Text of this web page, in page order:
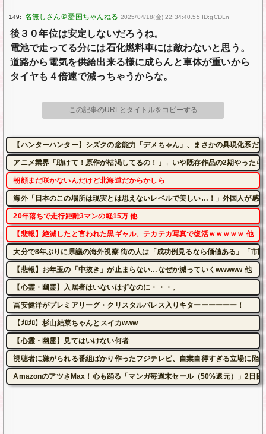
149: 2025/04/18(金) 22:34:40.55 ID:gCDLn
後３０年位は安定しないだろうね。
電池で走ってる分には石化燃料車には敵わないと思う。
道路から電気を供給出来る様に成らんと車体が重いから
タイヤも４倍速で減っちゃうからな。
この記事のURLとタイトルをコピーする
【ハンターハンター】シズクの念能力「デメちゃん」、まさかの具現化系だ
アニメ業界「助けて！原作が枯渇してるの！」←いや既存作品の2期やったら
朝顔まだ咲かないんだけど北海道だからかしら
海外「日本のこの場所は現実とは思えないレベルで美しい…！」外国人が感
20年落ちで走行距離3マンの軽15万 他
【悲報】絶滅したと言われた黒ギャル、テカテカ写真で復活ｗｗｗｗｗ 他
大分で8年ぶりに県議の海外視察 街の人は「成功例見るなら価値ある」「市
【悲報】お年玉の「中抜き」が止まらない…なぜか減っていくwwwww 他
【心霊・幽霊】入居者はいないはずなのに・・・。
冨安健洋がプレミアリーグ・クリスタルパレス入りキターーーーーー！
【ﾒﾛﾒﾛ】杉山結菜ちゃんとスイカwww
【心霊・幽霊】見てはいけない何者
視聴者に嫌がられる番組ばかり作ったフジテレビ、自業自得すぎる立場に
AmazonのアツさMax！心も踊る「マンガ毎週末セール（50%還元）」2日目